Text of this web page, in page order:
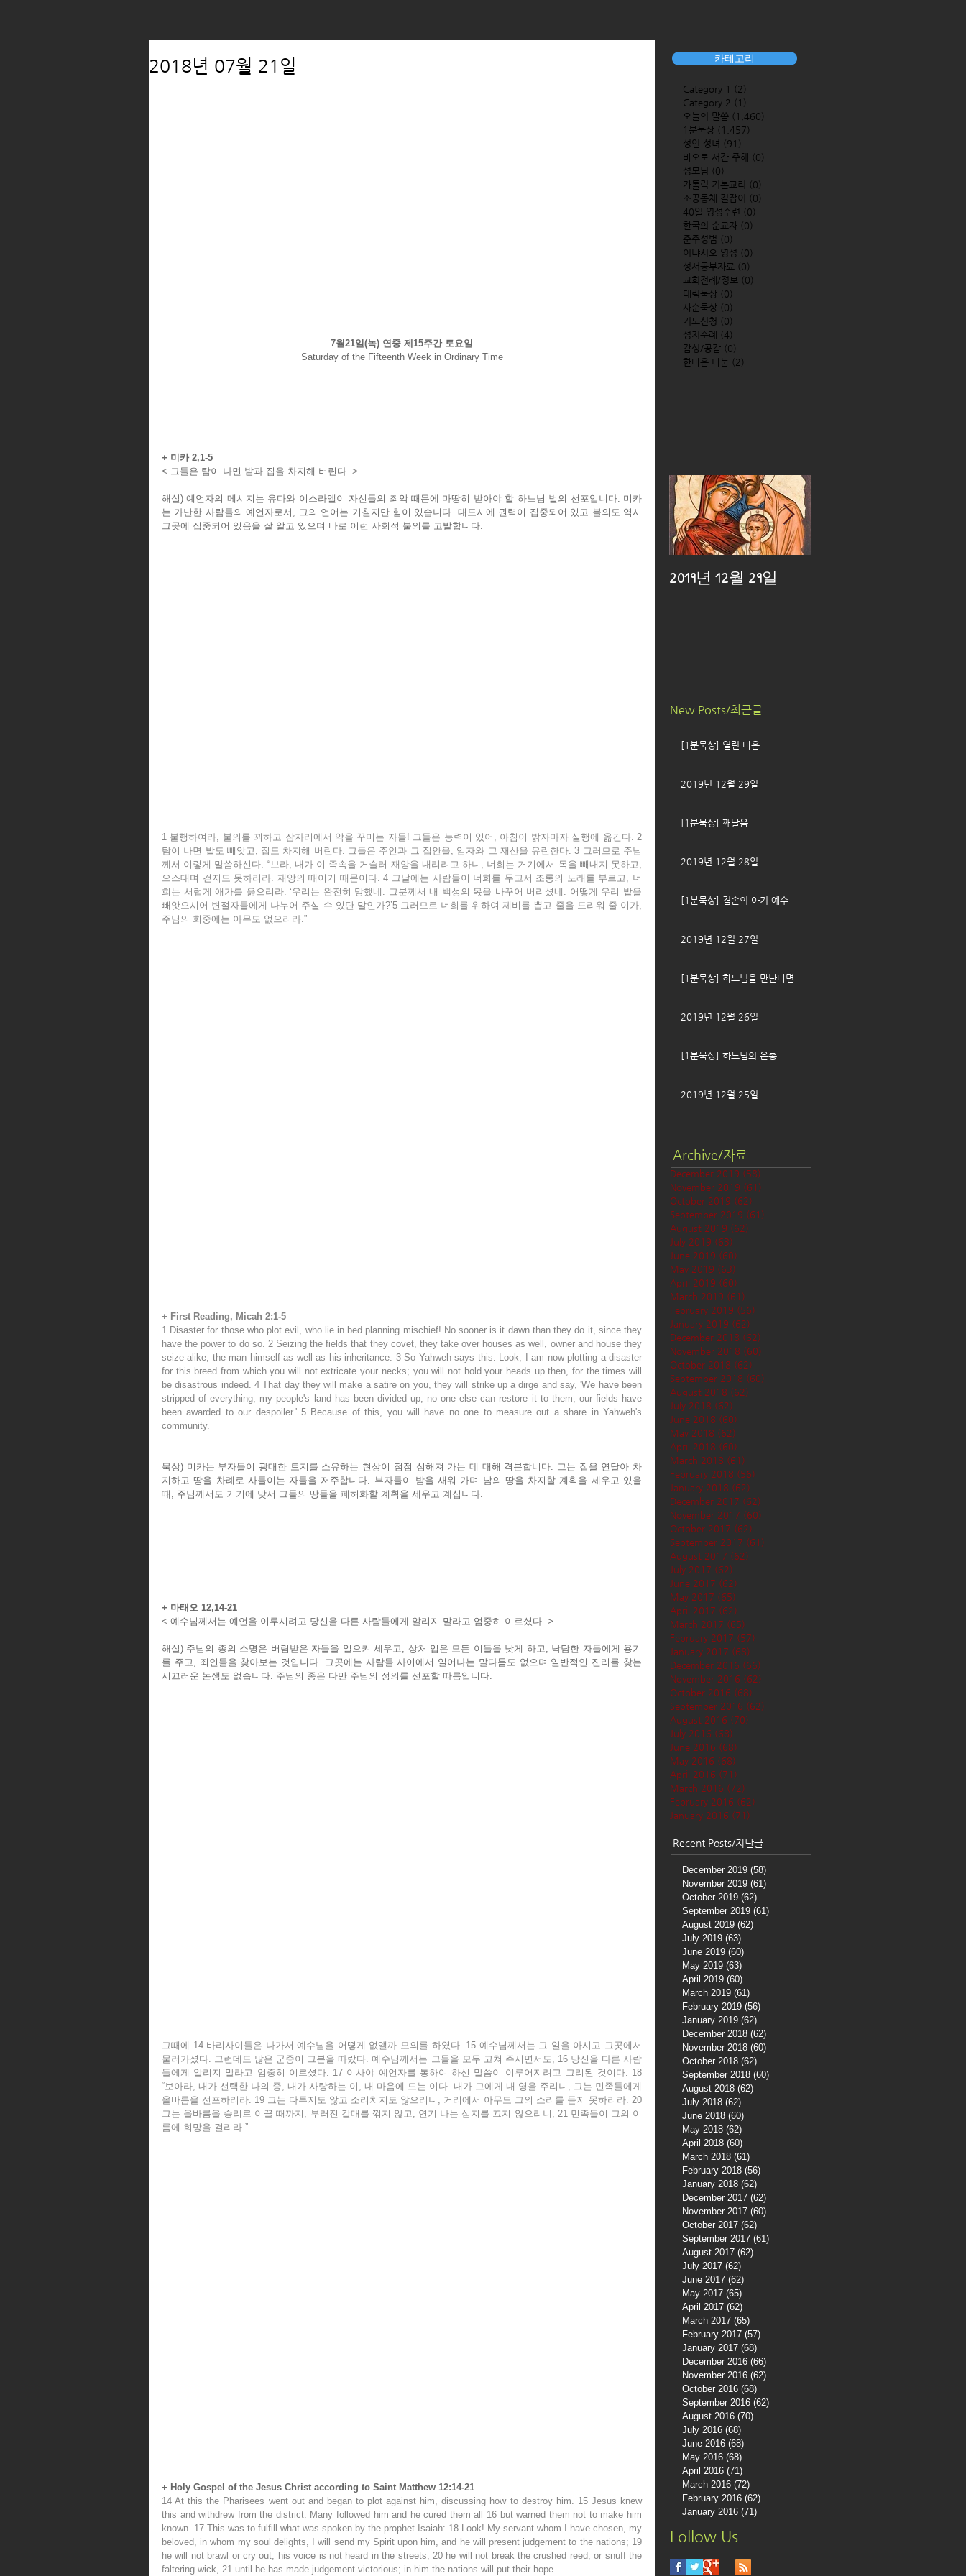
카테고리
Category 1 (2)
Category 2 (1)
오늘의 말씀 (1,460)
1분묵상 (1,457)
성인 성녀 (91)
바오로 서간 주해 (0)
성모님 (0)
가톨릭 기본교리 (0)
소공동체 길잡이
(0)
40일 영성수련 (0)
한국의 순교자 (0)
준주성범 (0)
이냐시오 영성 (0)
성서공부자료 (0)
교회전례/정보 (0)
대림묵상 (0)
사순묵상 (0)
기도신청 (0)
성지순례
(4)
감성/공감 (0)
한마음 나눔 (2)
2019년 12월 29일
New Posts/최근글
[1분묵상] 열린 마음
2019년 12월 29일
[1분묵상] 깨달음
2019년 12월 28일
[1분묵상] 겸손의 아기 예수
2019년 12월 27일
[1분묵상] 하느님을 만난다면
2019년 12월 26일
[1분묵상] 하느님의 은총
2019년 12월 25일
Archive/자료
December 2019 (58)
November 2019 (61)
October 2019 (62)
September 2019 (61)
August 2019 (62)
July 2019 (63)
June 2019 (60)
May 2019 (63)
April 2019 (60)
March 2019 (61)
February 2019 (56)
January 2019 (62)
December 2018 (62)
November 2018 (60)
October 2018 (62)
September 2018 (60)
August 2018 (62)
July 2018 (62)
June 2018 (60)
May 2018 (62)
April 2018 (60)
March 2018 (61)
February 2018 (56)
January 2018 (62)
December 2017 (62)
November 2017 (60)
October 2017 (62)
September 2017 (61)
August 2017 (62)
July 2017 (62)
June 2017 (62)
May 2017 (65)
April 2017 (62)
March 2017 (65)
February 2017 (57)
January 2017 (68)
December 2016 (66)
November 2016 (62)
October 2016 (68)
September 2016 (62)
August 2016 (70)
July 2016 (68)
June 2016 (68)
May 2016 (68)
April 2016 (71)
March 2016 (72)
February 2016 (62)
January 2016 (71)
Recent Posts/지난글
December 2019 (58)
November 2019 (61)
October 2019 (62)
September 2019 (61)
August 2019 (62)
July 2019 (63)
June 2019 (60)
May 2019 (63)
April 2019 (60)
March 2019 (61)
February 2019 (56)
January 2019 (62)
December 2018 (62)
November 2018 (60)
October 2018 (62)
September 2018 (60)
August 2018 (62)
July 2018 (62)
June 2018 (60)
May 2018 (62)
April 2018 (60)
March 2018 (61)
February 2018 (56)
January 2018 (62)
December 2017 (62)
November 2017 (60)
October 2017 (62)
September 2017 (61)
August 2017 (62)
July 2017 (62)
June 2017 (62)
May 2017 (65)
April 2017 (62)
March 2017 (65)
February 2017 (57)
January 2017 (68)
December 2016 (66)
November 2016 (62)
October 2016 (68)
September 2016 (62)
August 2016 (70)
July 2016 (68)
June 2016 (68)
May 2016 (68)
April 2016 (71)
March 2016 (72)
February 2016 (62)
January 2016 (71)
Follow Us
2018년 07월 21일
7월21일(녹) 연중 제15주간 토요일
Saturday of the Fifteenth Week in Ordinary Time
+ 미카 2,1-5
< 그들은 탐이 나면 밭과 집을 차지해 버린다. >
해설) 예언자의 메시지는 유다와 이스라엘이 자신들의 죄악 때문에 마땅히 받아야 할 하느님 벌의 선포입니다. 미카
는 가난한 사람들의 예언자로서, 그의 언어는 거칠지만 힘이 있습니다. 대도시에 권력이 집중되어 있고 불의도 역시
그곳에 집중되어 있음을 잘 알고 있으며 바로 이런 사회적 불의를 고발합니다.
1 불행하여라, 불의를 꾀하고 잠자리에서 악을 꾸미는 자들! 그들은 능력이 있어, 아침이 밝자마자 실행에 옮긴다. 2
탐이 나면 밭도 빼앗고, 집도 차지해 버린다. 그들은 주인과 그 집안을, 임자와 그 재산을 유린한다. 3 그러므로 주님
께서 이렇게 말씀하신다. “보라, 내가 이 족속을 거슬러 재앙을 내리려고 하니, 너희는 거기에서 목을 빼내지 못하고,
으스대며 걷지도 못하리라. 재앙의 때이기 때문이다. 4 그날에는 사람들이 너희를 두고서 조롱의 노래를 부르고, 너
희는 서럽게 애가를 읊으리라. ‘우리는 완전히 망했네. 그분께서 내 백성의 몫을 바꾸어 버리셨네. 어떻게 우리 밭을
빼앗으시어 변절자들에게 나누어 주실 수 있단 말인가?’5 그러므로 너희를 위하여 제비를 뽑고 줄을 드리워 줄 이가,
주님의 회중에는 아무도 없으리라.”
+ First Reading, Micah 2:1-5
1 Disaster for those who plot evil, who lie in bed planning mischief! No sooner is it dawn than they do it, since they
have the power to do so. 2 Seizing the fields that they covet, they take over houses as well, owner and house they
seize alike, the man himself as well as his inheritance. 3 So Yahweh says this: Look, I am now plotting a disaster
for this breed from which you will not extricate your necks; you will not hold your heads up then, for the times will
be disastrous indeed. 4 That day they will make a satire on you, they will strike up a dirge and say, 'We have been
stripped of everything; my people's land has been divided up, no one else can restore it to them, our fields have
been awarded to our despoiler.' 5 Because of this, you will have no one to measure out a share in Yahweh's
community.
묵상) 미카는 부자들이 광대한 토지를 소유하는 현상이 점점 심해져 가는 데 대해 격분합니다. 그는 집을 연달아 차
지하고 땅을 차례로 사들이는 자들을 저주합니다. 부자들이 밤을 새워 가며 남의 땅을 차지할 계획을 세우고 있을
때, 주님께서도 거기에 맞서 그들의 땅들을 폐허화할 계획을 세우고 계십니다.
+ 마태오 12,14-21
< 예수님께서는 예언을 이루시려고 당신을 다른 사람들에게 알리지 말라고 엄중히 이르셨다. >
해설) 주님의 종의 소명은 버림받은 자들을 일으켜 세우고, 상처 입은 모든 이들을 낫게 하고, 낙담한 자들에게 용기
를 주고, 죄인들을 찾아보는 것입니다. 그곳에는 사람들 사이에서 일어나는 말다툼도 없으며 일반적인 진리를 찾는
시끄러운 논쟁도 없습니다. 주님의 종은 다만 주님의 정의를 선포할 따름입니다.
그때에 14 바리사이들은 나가서 예수님을 어떻게 없앨까 모의를 하였다. 15 예수님께서는 그 일을 아시고 그곳에서
물러가셨다. 그런데도 많은 군중이 그분을 따랐다. 예수님께서는 그들을 모두 고쳐 주시면서도, 16 당신을 다른 사람
들에게 알리지 말라고 엄중히 이르셨다. 17 이사야 예언자를 통하여 하신 말씀이 이루어지려고 그리된 것이다. 18
“보아라, 내가 선택한 나의 종, 내가 사랑하는 이, 내 마음에 드는 이다. 내가 그에게 내 영을 주리니, 그는 민족들에게
올바름을 선포하리라. 19 그는 다투지도 않고 소리치지도 않으리니, 거리에서 아무도 그의 소리를 듣지 못하리라. 20
그는 올바름을 승리로 이끌 때까지, 부러진 갈대를 꺾지 않고, 연기 나는 심지를 끄지 않으리니, 21 민족들이 그의 이
름에 희망을 걸리라.”
+ Holy Gospel of the Jesus Christ according to Saint Matthew 12:14-21
14 At this the Pharisees went out and began to plot against him, discussing how to destroy him. 15 Jesus knew
this and withdrew from the district. Many followed him and he cured them all 16 but warned them not to make him
known. 17 This was to fulfill what was spoken by the prophet Isaiah: 18 Look! My servant whom I have chosen, my
beloved, in whom my soul delights, I will send my Spirit upon him, and he will present judgement to the nations; 19
he will not brawl or cry out, his voice is not heard in the streets, 20 he will not break the crushed reed, or snuff the
faltering wick, 21 until he has made judgement victorious; in him the nations will put their hope.